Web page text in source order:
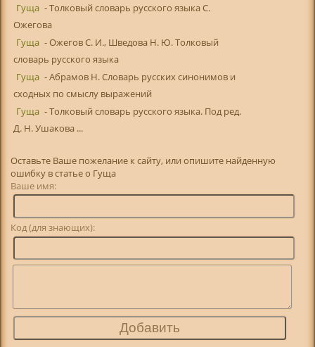
Гуща - Толковый словарь русского языка С.
Ожегова
Гуща - Ожегов С. И., Шведова Н. Ю. Толковый
словарь русского языка
Гуща - Абрамов Н. Словарь русских синонимов и
сходных по смыслу выражений
Гуща - Толковый словарь русского языка. Под ред.
Д. Н. Ушакова ...
Оставьте Ваше пожелание к сайту, или опишите найденную
ошибку в статье о Гуща
Ваше имя:
Код (для знающих):